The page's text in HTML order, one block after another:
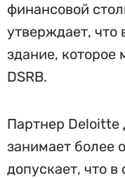
финансовой
утверждает, что
здание, которое
DSRB.
Партнер
занимает более
допускает, что в